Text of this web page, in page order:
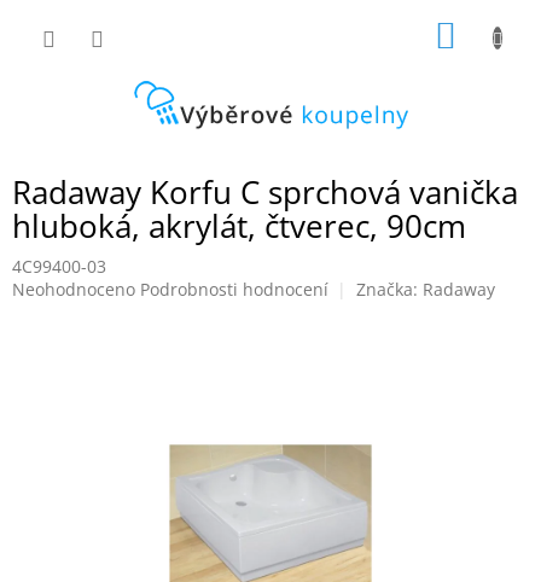
Radaway Korfu C sprchová vanička
hluboká, akrylát, čtverec, 90cm
4C99400-03
Průměrné
Neohodnoceno Podrobnosti hodnocení Značka: Radaway